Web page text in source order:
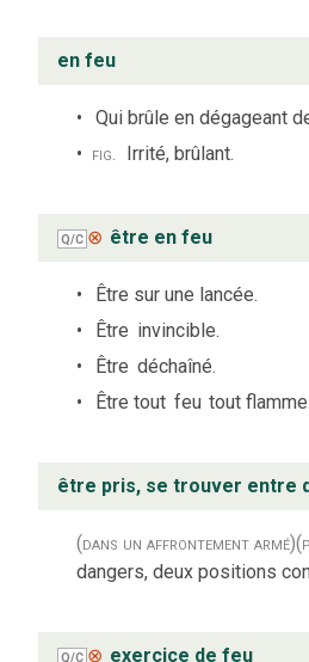
en feu
Qui brûle en dégageant
fig.
Irrité, brûlant.
Q/C ⊗ être en feu
Être sur une lancée.
Être invincible.
Être déchaîné.
Être tout feu tout flamme.
être pris, se trouver entre
(dans un affrontement armé)
dangers, deux positions
Q/C ⊗ exercice de feu